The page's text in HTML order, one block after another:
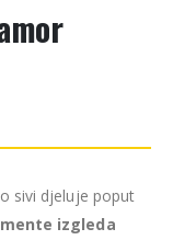
sivi djeluje poput
izgleda